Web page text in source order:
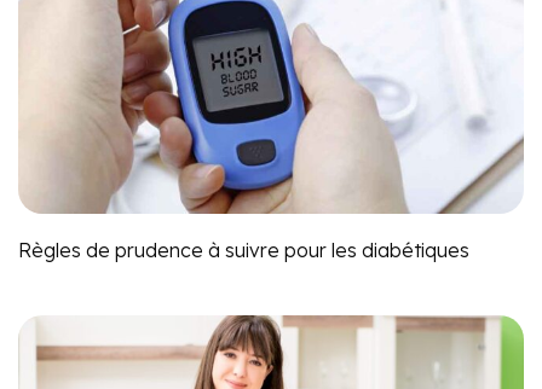
Règles de prudence à suivre pour les diabétiques